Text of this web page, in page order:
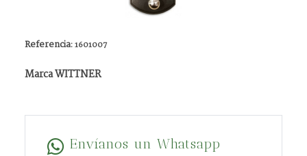
Referencia:1601007
Marca WITTNER
Envíanos un Whatsapp